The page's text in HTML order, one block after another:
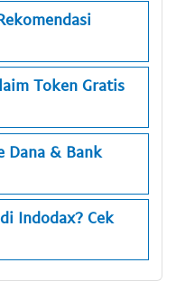
Token Gratis
Dana & Bank
Indodax? Cek